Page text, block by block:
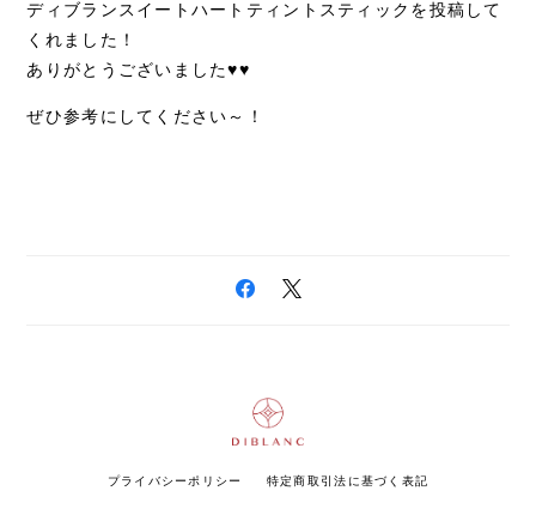
ディブランスイートハートティントスティックを投稿して
くれました！
ありがとうございました♥♥
ぜひ参考にしてください～！
プライバシーポリシー 特定商取引法に基づく表記